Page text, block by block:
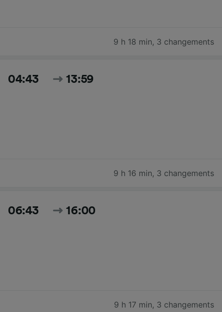
9 h 18 min, 3 changements
04:43 13:59
9 h 16 min, 3 changements
06:43 16:00
9 h 17 min, 3 changements